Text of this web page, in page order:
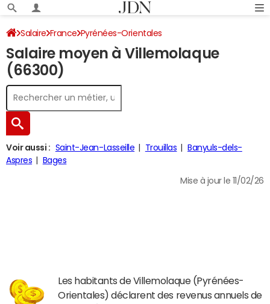
Salaire France Pyrénées-Orientales
Salaire moyen à Villemolaque
(66300)
Voir aussi : Saint-Jean-Lasseille Trouillas
Banyuls-dels-
Aspres
Bages
Mise à jour le 11/02/26
Les habitants de Villemolaque (Pyrénées-
Orientales) déclarent des revenus annuels de